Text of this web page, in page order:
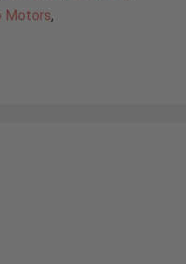
Motors,